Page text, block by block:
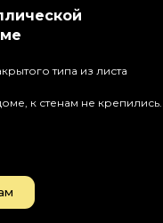
типа из листа
к стенам не крепились.